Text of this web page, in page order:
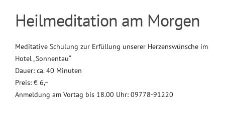
Heilmeditation am Morgen
Meditative Schulung zur Erfüllung unserer Herzenswünsche im
Hotel „Sonnentau“
Dauer: ca. 40 Minuten
Preis: € 6,–
Anmeldung am Vortag bis 18.00 Uhr: 09778-91220